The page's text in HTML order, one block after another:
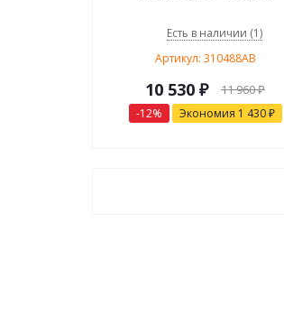
Есть в наличии (1)
Артикул: 310488AB
10 530 ₽ 11 960₽
-12% Экономия 1 430₽